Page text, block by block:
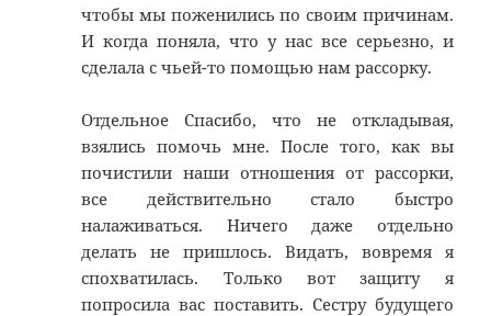
чтобы мы поженились по своим причинам.
И когда поняла, что у нас все серьезно, и
сделала с чьей-то помощью нам рассорку.
Отдельное Спасибо, что не откладывая,
взялись помочь мне. После того, как вы
почистили наши отношения от рассорки,
все действительно стало быстро
налаживаться. Ничего даже отдельно
делать не пришлось. Видать, вовремя я
спохватилась. Только вот защиту я
попросила вас поставить. Сестру будущего